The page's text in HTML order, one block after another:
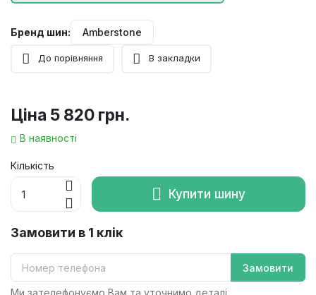
Бренд шин: Amberstone
До порівняння В закладки
Ціна 5 820 грн.
В наявності
Кількість
Купити шину
Замовити в 1 клік
Замовити